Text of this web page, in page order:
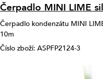
Čerpadlo MINI LIME
Čerpadlo kondenzátu MINI
10m
Číslo zboží: ASPFP2124-3